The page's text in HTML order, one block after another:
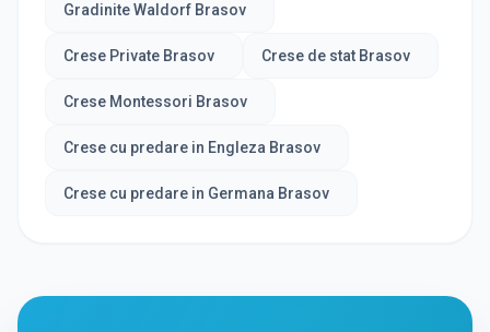
Gradinite Waldorf Brasov
Crese Private Brasov Crese de stat Brasov
Crese Montessori Brasov
Crese cu predare in Engleza Brasov
Crese cu predare in Germana Brasov